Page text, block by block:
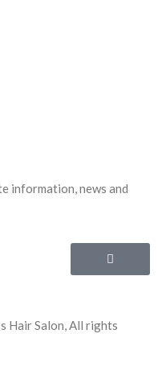
information, news and
Hair Salon, All rights